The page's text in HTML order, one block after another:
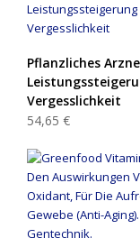
Pflanzliches
Vergesslichkeit
54,65 €